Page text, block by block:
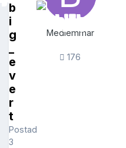
b
i
g
_
e
v
e
r
t
Postad
3
Medlemmar
176